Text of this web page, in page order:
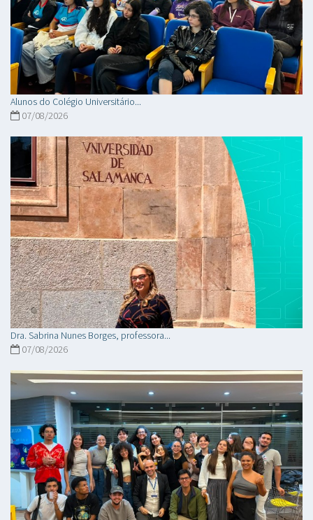
Alunos do Colégio Universitário...
07/08/2026
Dra. Sabrina Nunes Borges, professora...
07/08/2026